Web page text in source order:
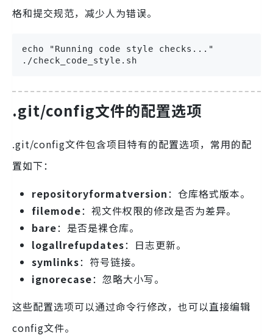
格和提交规范，减少人为错误。
echo "Running code style checks..."
./check_code_style.sh
.git/config文件的配置选项
.git/config文件包含项目特有的配置选项，常用的配
置如下：
repositoryformatversion：仓库格式版本。
filemode：视文件权限的修改是否为差异。
bare：是否是裸仓库。
logallrefupdates：日志更新。
symlinks：符号链接。
ignorecase：忽略大小写。
这些配置选项可以通过命令行修改，也可以直接编辑
config文件。